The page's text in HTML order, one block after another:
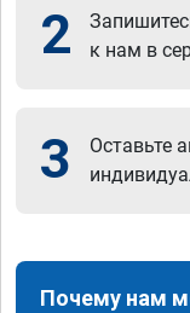
2
к нам в
3
Оставьте
Почему нам